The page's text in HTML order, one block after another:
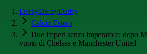
DerbyDerbyDerby
Calcio Estero
Due imperi senza imperatore: dopo
vuoto di Chelsea e Manchester United